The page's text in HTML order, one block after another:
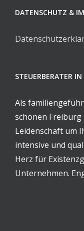
DATENSCHUTZ &
STEUERBERATER
Als
schönen
Leidenschaft um
intensive und
Herz für
Unternehmen.